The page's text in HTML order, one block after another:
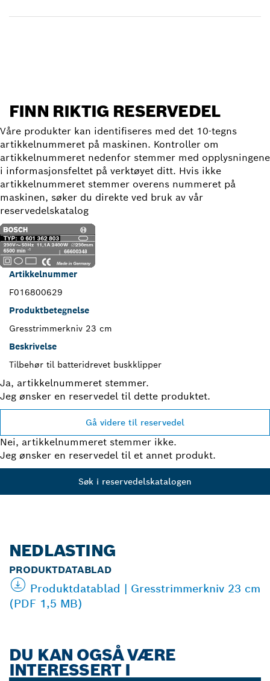
FINN RIKTIG RESERVEDEL
Våre produkter kan identifiseres med det 10-tegns
artikkelnummeret på maskinen. Kontroller om
artikkelnummeret nedenfor stemmer med opplysningene
i informasjonsfeltet på verktøyet ditt. Hvis ikke
artikkelnummeret stemmer overens nummeret på
maskinen, søker du direkte ved bruk av vår
reservedelskatalog
Artikkelnummer
F016800629
Produktbetegnelse
Gresstrimmerkniv 23 cm
Beskrivelse
Tilbehør til batteridrevet buskklipper
Ja, artikkelnummeret stemmer.
Jeg ønsker en reservedel til dette produktet.
Gå videre til reservedel
Nei, artikkelnummeret stemmer ikke.
Jeg ønsker en reservedel til et annet produkt.
Søk i reservedelskatalogen
NEDLASTING
PRODUKTDATABLAD
Produktdatablad | Gresstrimmerkniv 23 cm
(PDF 1,5 MB)
DU KAN OGSÅ VÆRE
INTERESSERT I